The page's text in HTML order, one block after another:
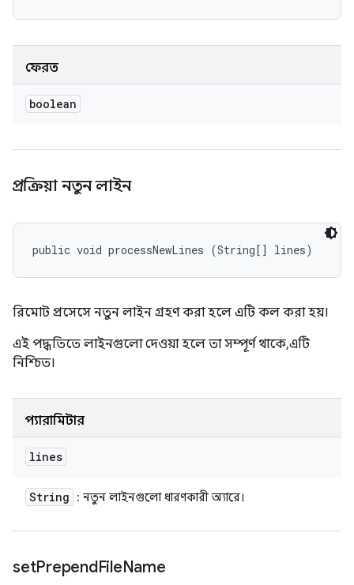
ফেরত
boolean
প্রক্রিয়া নতুন লাইন
public void processNewLines (String[] lines)
রিমোট প্রসেসে নতুন লাইন গ্রহণ করা হলে এটি কল করা হয়।
এই পদ্ধতিতে লাইনগুলো দেওয়া হলে তা সম্পূর্ণ থাকে, এটি
নিশ্চিত।
প্যারামিটার
lines
String : নতুন লাইনগুলো ধারণকারী অ্যারে।
setPrependFileName